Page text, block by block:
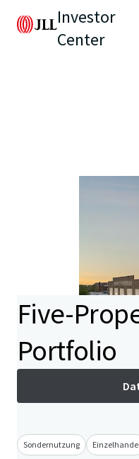
Investor
Center
Five-
Portfolio
Sondernutzung